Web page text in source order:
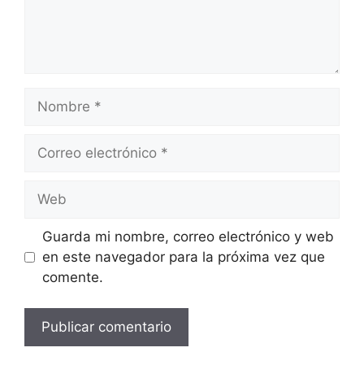
electrónico
Guarda mi nombre, correo electrónico y web
en este navegador para la próxima vez que
comente.